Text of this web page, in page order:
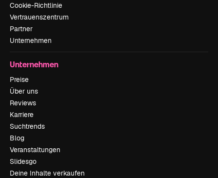
Cookie-Richtlinie
Vertrauenszentrum
Partner
Unternehmen
Unternehmen
Preise
Über uns
Reviews
Karriere
Suchtrends
Blog
Veranstaltungen
Slidesgo
Deine Inhalte verkaufen